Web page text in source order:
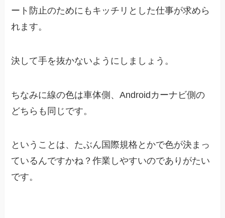
ート防止のためにもキッチリとした仕事が求めら
れます。
決して手を抜かないようにしましょう。
ちなみに線の色は車体側、Androidカーナビ側の
どちらも同じです。
ということは、たぶん国際規格とかで色が決まっ
ているんですかね？作業しやすいのでありがたい
です。